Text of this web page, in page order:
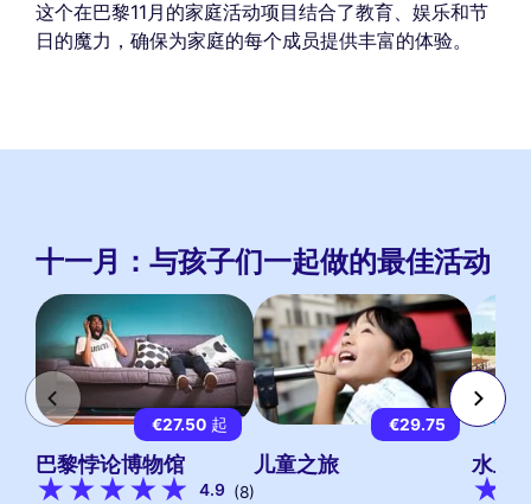
这个在巴黎11月的家庭活动项目结合了教育、娱乐和节
日的魔力，确保为家庭的每个成员提供丰富的体验。
十一月：与孩子们一起做的最佳活动
€27.50 起
巴黎悖论博物馆
4.9 (8)
€29.75
儿童之旅 水上